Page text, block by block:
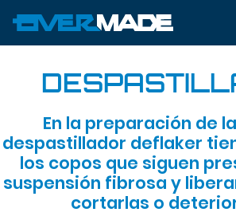
En la preparación de
despastillador deflaker
los copos que siguen
suspensión fibrosa y
cortarlas o